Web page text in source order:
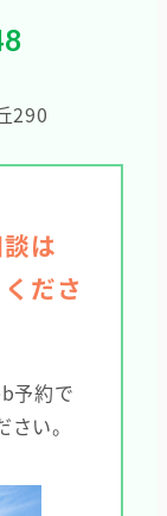
290
は
ださ
予約で
さい。